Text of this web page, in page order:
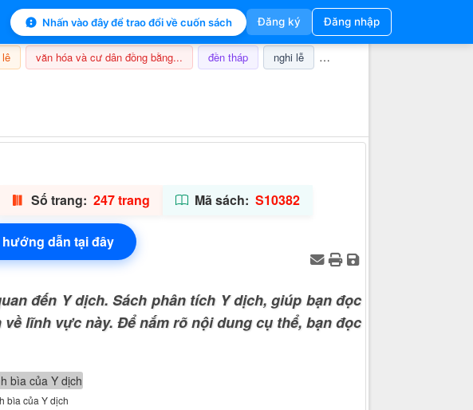
Nhấn vào đây để trao đổi về cuốn sách Đăng ký Đăng nhập
văn hóa và cư dân đồng bằng... đền tháp nghi lễ champa
Số trang: 247 trang Mã sách: S10382
hướng dẫn tại đây
đến Y dịch. Sách phân tích Y dịch, giúp bạn đọc
lĩnh vực này. Để nắm rõ nội dung cụ thể, bạn đọc
bìa của Y dịch